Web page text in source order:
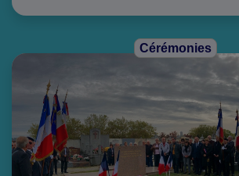
Cérémonies